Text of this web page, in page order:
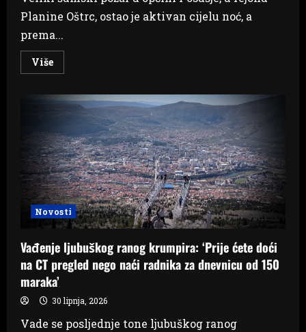
Planine Oštrc, ostao je aktivan cijelu noć, a
prema...
VišeRead
more
požar
Posušja
cijelu
noć,
stiže
zračno
pojačanje
Novosti
Vađenje ljubuškog ranog krumpira: ‘Prije ćete doći
na CT pregled nego naći radnika za dnevnicu od 150
maraka’
30 lipnja, 2026
Vade se posljednje tone ljubuškog ranog